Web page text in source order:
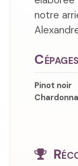
notre
Cépages
Pinot noir